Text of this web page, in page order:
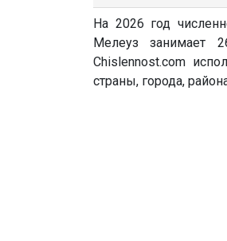
На 2026 год
Мелеуз занимает
Chislennost.com
страны, города,